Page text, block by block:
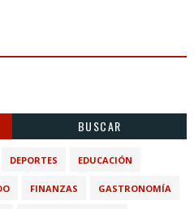
BUSCAR
DEPORTES EDUCACIÓN
FINANZAS GASTRONOMÍA